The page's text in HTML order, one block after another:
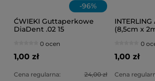
-96%
ĆWIEKI Guttaperkowe
DiaDent .02 15
0 ocen
1,00 zł
Cena regularna: 24,00 zł
(8,5cm x
0
1,00 zł
Cena